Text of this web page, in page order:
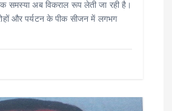
समस्या अब विकराल रूप लेती जा रही है।
और पर्यटन के पीक सीजन में लगभग